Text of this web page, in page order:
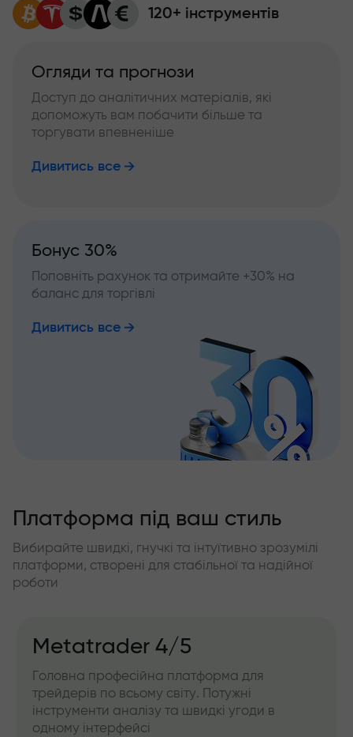
120+ інструментів
Огляди та прогнози
Доступ до аналітичних матеріалів, які
допоможуть вам побачити більше та
торгувати впевненіше
Дивитись все
Бонус 30%
Поповніть рахунок та отримайте +30% на
баланс для торгівлі
Дивитись все
Платформа під ваш стиль
Вибирайте швидкі, гнучкі та інтуїтивно зрозумілі
платформи, створені для стабільної та надійної
роботи
Metatrader 4/5
Головна професійна платформа для
трейдерів по всьому світу. Потужні
інструменти аналізу та швидкі угоди в
одному інтерфейсі